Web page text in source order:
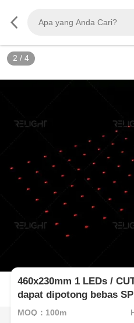
2 / 4
460x230mm 1 LEDs /
dapat dipotong bebas
Fleksibel
MOQ：100m